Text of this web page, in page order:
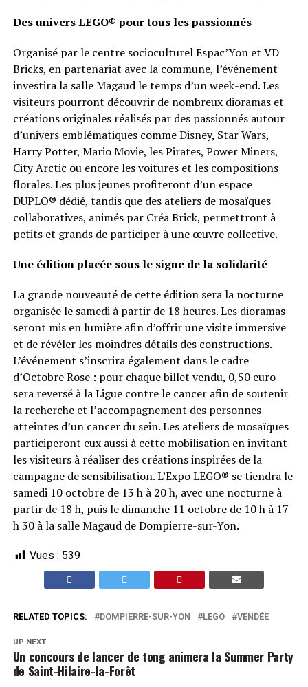
Des univers LEGO® pour tous les passionnés
Organisé par le centre socioculturel Espac’Yon et VD
Bricks, en partenariat avec la commune, l’événement
investira la salle Magaud le temps d’un week-end. Les
visiteurs pourront découvrir de nombreux dioramas et
créations originales réalisés par des passionnés autour
d’univers emblématiques comme Disney, Star Wars,
Harry Potter, Mario Movie, les Pirates, Power Miners,
City Arctic ou encore les voitures et les compositions
florales. Les plus jeunes profiteront d’un espace
DUPLO® dédié, tandis que des ateliers de mosaïques
collaboratives, animés par Créa Brick, permettront à
petits et grands de participer à une œuvre collective.
Une édition placée sous le signe de la solidarité
La grande nouveauté de cette édition sera la nocturne
organisée le samedi à partir de 18 heures. Les dioramas
seront mis en lumière afin d’offrir une visite immersive
et de révéler les moindres détails des constructions.
L’événement s’inscrira également dans le cadre
d’Octobre Rose : pour chaque billet vendu, 0,50 euro
sera reversé à la Ligue contre le cancer afin de soutenir
la recherche et l’accompagnement des personnes
atteintes d’un cancer du sein. Les ateliers de mosaïques
participeront eux aussi à cette mobilisation en invitant
les visiteurs à réaliser des créations inspirées de la
campagne de sensibilisation. L’Expo LEGO® se tiendra le
samedi 10 octobre de 13 h à 20 h, avec une nocturne à
partir de 18 h, puis le dimanche 11 octobre de 10 h à 17
h 30 à la salle Magaud de Dompierre-sur-Yon.
Vues : 539
RELATED TOPICS: DOMPIERRE-SUR-YON LEGO VENDÉE
UP NEXT
Un concours de lancer de tong animera la Summer Party
de Saint-Hilaire-la-Forêt